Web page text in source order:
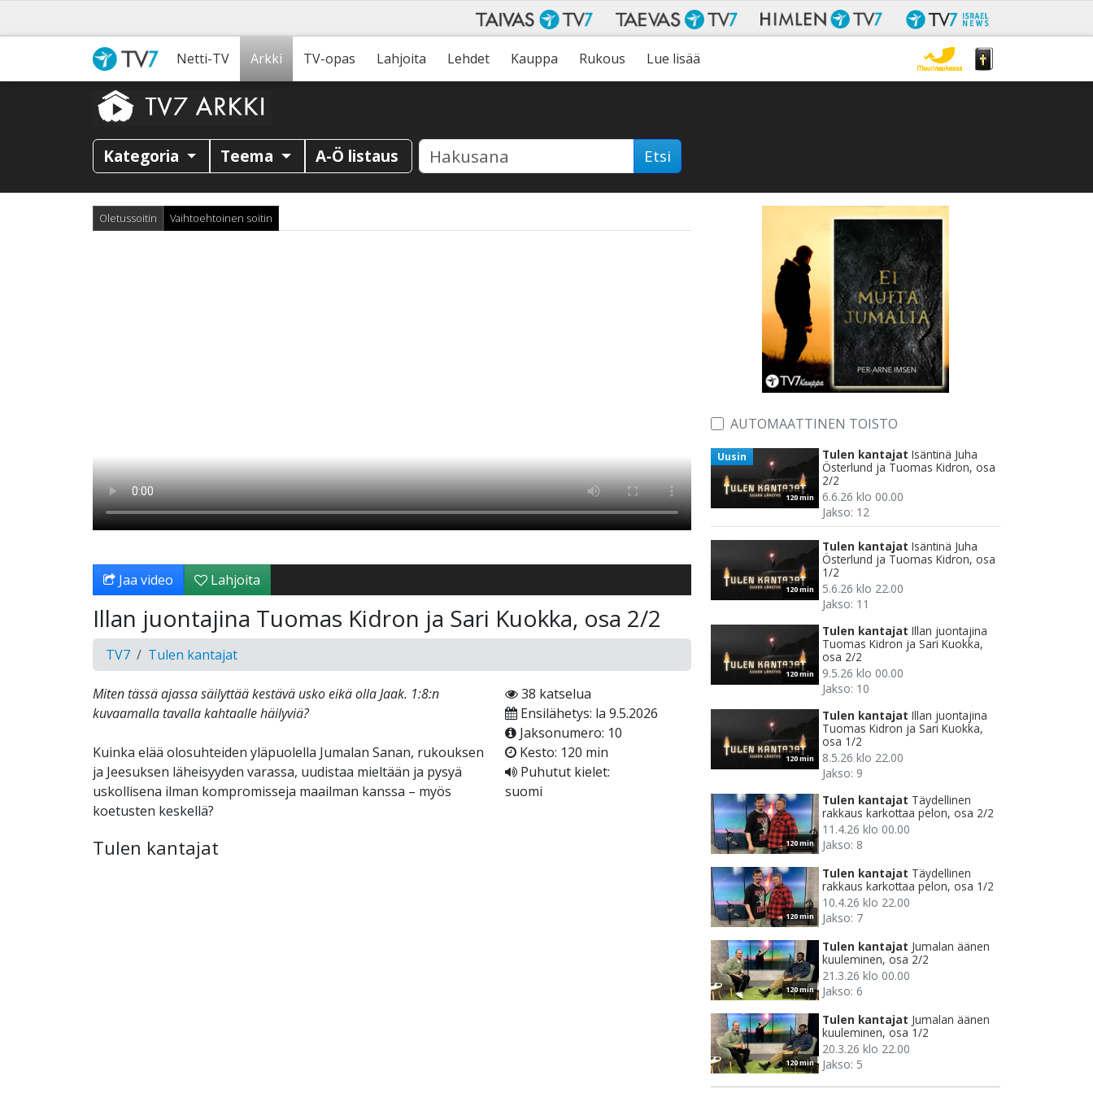
Netti-TV Arkki TV-opas Lahjoita Lehdet Kauppa Rukous Lue lisää
Kategoria Teema A-Ö listaus Etsi
Oletussoitin Vaihtoehtoinen soitin
Jaa video Lahjoita
Illan juontajina Tuomas Kidron ja Sari Kuokka, osa 2/2
TV7 Tulen kantajat
Miten tässä ajassa säilyttää kestävä usko eikä olla Jaak. 1:8:n
kuvaamalla tavalla kahtaalle häilyviä?
Kuinka elää olosuhteiden yläpuolella Jumalan Sanan, rukouksen
ja Jeesuksen läheisyyden varassa, uudistaa mieltään ja pysyä
uskollisena ilman kompromisseja maailman kanssa – myös
koetusten keskellä?
Tulen kantajat
38 katselua
Ensilähetys: la 9.5.2026
Jaksonumero: 10
Kesto: 120 min
Puhutut kielet:
suomi
AUTOMAATTINEN TOISTO
120 min
Uusin Tulen kantajat Isäntinä Juha
Österlund ja Tuomas Kidron, osa
2/2
6.6.26 klo 00.00
Jakso: 12
120 min
Tulen kantajat Isäntinä Juha
Österlund ja Tuomas Kidron, osa
1/2
5.6.26 klo 22.00
Jakso: 11
120 min
Tulen kantajat Illan juontajina
Tuomas Kidron ja Sari Kuokka,
osa 2/2
9.5.26 klo 00.00
Jakso: 10
120 min
Tulen kantajat Illan juontajina
Tuomas Kidron ja Sari Kuokka,
osa 1/2
8.5.26 klo 22.00
Jakso: 9
120 min
Tulen kantajat Täydellinen
rakkaus karkottaa pelon, osa 2/2
11.4.26 klo 00.00
Jakso: 8
120 min
Tulen kantajat Täydellinen
rakkaus karkottaa pelon, osa 1/2
10.4.26 klo 22.00
Jakso: 7
120 min
Tulen kantajat Jumalan äänen
kuuleminen, osa 2/2
21.3.26 klo 00.00
Jakso: 6
120 min
Tulen kantajat Jumalan äänen
kuuleminen, osa 1/2
20.3.26 klo 22.00
Jakso: 5